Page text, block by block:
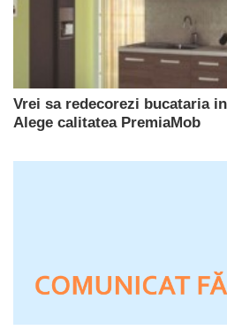
Vrei sa redecorezi bucataria
Alege calitatea PremiaMob